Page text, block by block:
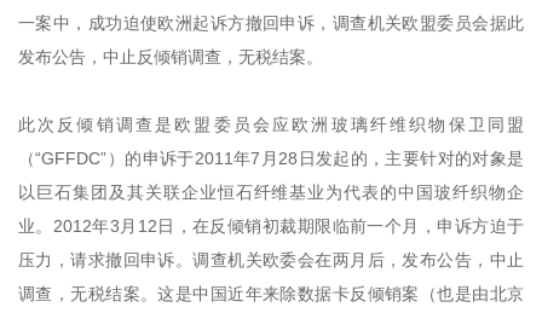
一案中，成功迫使欧洲起诉方撤回申诉，调查机关欧盟委员会据此
发布公告，中止反倾销调查，无税结案。
此次反倾销调查是欧盟委员会应欧洲玻璃纤维织物保卫同盟
（“GFFDC”）的申诉于2011年7月28日发起的，主要针对的对象是
以巨石集团及其关联企业恒石纤维基业为代表的中国玻纤织物企
业。2012年3月12日，在反倾销初裁期限临前一个月，申诉方迫于
压力，请求撤回申诉。调查机关欧委会在两月后，发布公告，中止
调查，无税结案。这是中国近年来除数据卡反倾销案（也是由北京